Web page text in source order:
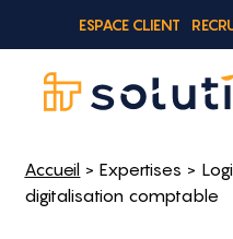
ESPACE CLIENT
Accueil >Expertises >
digitalisation comptable